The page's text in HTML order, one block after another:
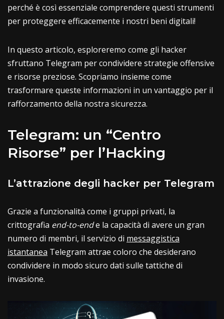
perché è così essenziale comprendere questi strumenti
per proteggere efficacemente i nostri beni digitali!
In questo articolo, esploreremo come gli hacker
sfruttano Telegram per condividere strategie offensive
e risorse preziose. Scopriamo insieme come
trasformare queste informazioni in un vantaggio per il
rafforzamento della nostra sicurezza.
Telegram: un “Centro
Risorse” per l’Hacking
L’attrazione degli hacker per Telegram
Grazie a funzionalità come i gruppi privati, la
crittografia end-to-ende la capacità di avere un gran
numero di membri, il servizio di messaggistica
istantanea Telegram attrae coloro che desiderano
condividere in modo sicuro dati sulle tattiche di
invasione.